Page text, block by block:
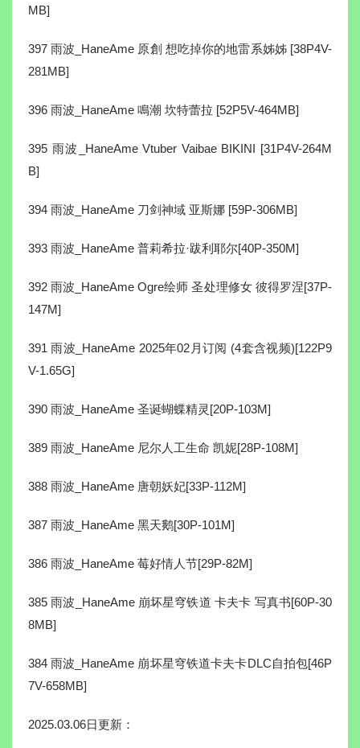
MB]
397 雨波_HaneAme 原創 想吃掉你的地雷系姊姊 [38P4V-
281MB]
396 雨波_HaneAme 鳴潮 坎特蕾拉 [52P5V-464MB]
395 雨波_HaneAme Vtuber Vaibae BIKINI [31P4V-264M
B]
394 雨波_HaneAme 刀剑神域 亚斯娜 [59P-306MB]
393 雨波_HaneAme 普莉希拉·跋利耶尔[40P-350M]
392 雨波_HaneAme Ogre绘师 圣处理修女 彼得罗涅[37P-
147M]
391 雨波_HaneAme 2025年02月订阅 (4套含视频)[122P9
V-1.65G]
390 雨波_HaneAme 圣诞蝴蝶精灵[20P-103M]
389 雨波_HaneAme 尼尔人工生命 凯妮[28P-108M]
388 雨波_HaneAme 唐朝妖妃[33P-112M]
387 雨波_HaneAme 黑天鹅[30P-101M]
386 雨波_HaneAme 莓好情人节[29P-82M]
385 雨波_HaneAme 崩坏星穹铁道 卡夫卡 写真书[60P-30
8MB]
384 雨波_HaneAme 崩坏星穹铁道卡夫卡DLC自拍包[46P
7V-658MB]
2025.03.06日更新：